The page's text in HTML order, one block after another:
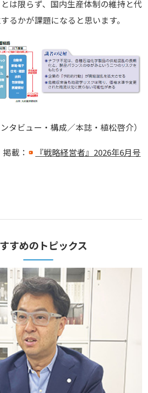
は限らず、国内生産体制の維持と代
るかが課題になると思います。
ンタビュー・構成／本誌・植松啓介）
掲載： 『戦略経営者』2026年6月号
すめのトピックス